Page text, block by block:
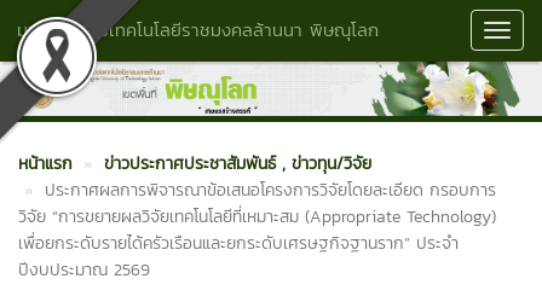
มหาวิทยาลัยเทคโนโลยีราชมงคลล้านนา พิษณุโลก
หน้าแรก ข่าวประกาศประชาสัมพันธ์ , ข่าวทุน/วิจัย
ประกาศผลการพิจารณาข้อเสนอโครงการวิจัยโดยละเอียด กรอบการ
วิจัย “การขยายผลวิจัยเทคโนโลยีที่เหมาะสม (Appropriate Technology)
เพื่อยกระดับรายได้ครัวเรือนและยกระดับเศรษฐกิจฐานราก” ประจำ
ปีงบประมาณ 2569